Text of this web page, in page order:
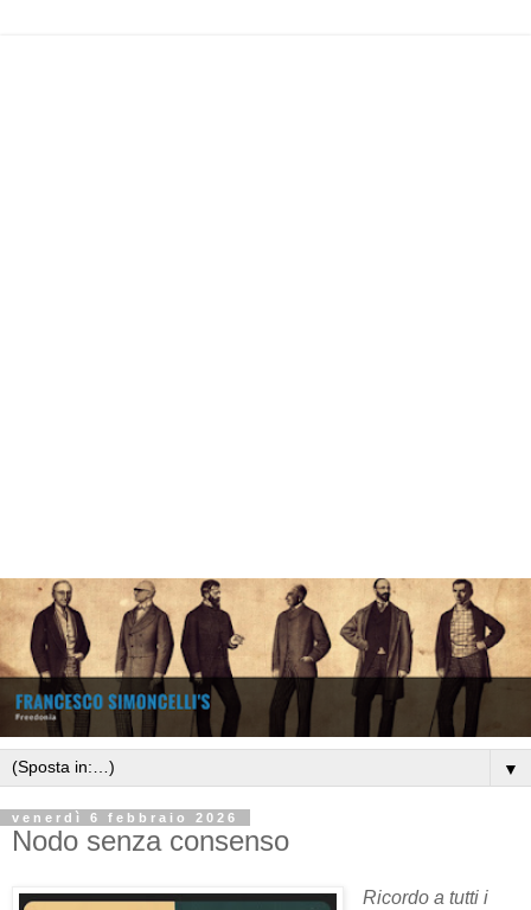
▼
venerdì 6 febbraio 2026
Nodo senza consenso
Ricordo a tutti i